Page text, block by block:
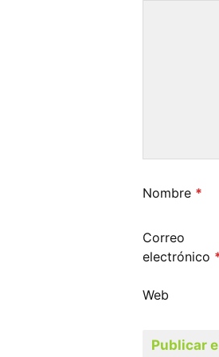
Nombre *
Correo
electrónico
Web